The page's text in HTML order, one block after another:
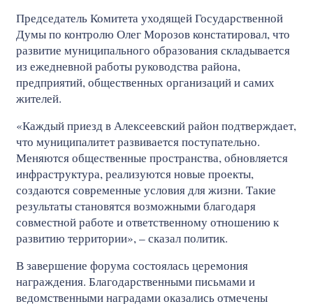
Председатель Комитета уходящей Государственной
Думы по контролю Олег Морозов констатировал, что
развитие муниципального образования складывается
из ежедневной работы руководства района,
предприятий, общественных организаций и самих
жителей.
«Каждый приезд в Алексеевский район подтверждает,
что муниципалитет развивается поступательно.
Меняются общественные пространства, обновляется
инфраструктура, реализуются новые проекты,
создаются современные условия для жизни. Такие
результаты становятся возможными благодаря
совместной работе и ответственному отношению к
развитию территории», – сказал политик.
В завершение форума состоялась церемония
награждения. Благодарственными письмами и
ведомственными наградами оказались отмечены